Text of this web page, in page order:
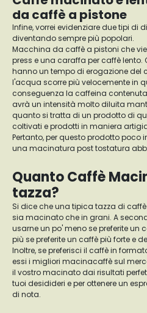
da caffè a pistone
Infine, vorrei evidenziare due tipi di
diventando sempre più popolari.
Macchina da caffè a pistoni che
press e una caraffa per caffè
hanno un tempo di erogazione del
l'acqua scorre più velocemente in
conseguenza la caffeina
avrà un intensità molto diluita
quanto si tratta di un prodotto di
coltivati e prodotti in maniera
Pertanto, per questo prodotto poco
una macinatura post tostatura
Quanto Caffè
tazza?
Si dice che una tipica tazza di
sia macinato che in grani. A
usarne un po' meno se preferite un
più se preferite un caffè più forte e
Inoltre, se preferisci il caffè in
essi i migliori macinacaffè sul
il vostro macinato dai risultati
tuoi desidideri e per ottenere un
di nota.